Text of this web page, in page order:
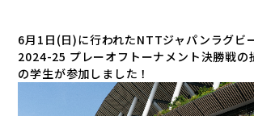
6月1日(日)に行われたNTTジャパンラグビ
2024-25 プレーオフトーナメント決勝戦の
の学生が参加しました！